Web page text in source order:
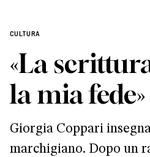
CULTURA
«La
la mia fede»
Giorgia Coppari
marchigiano. Dopo un